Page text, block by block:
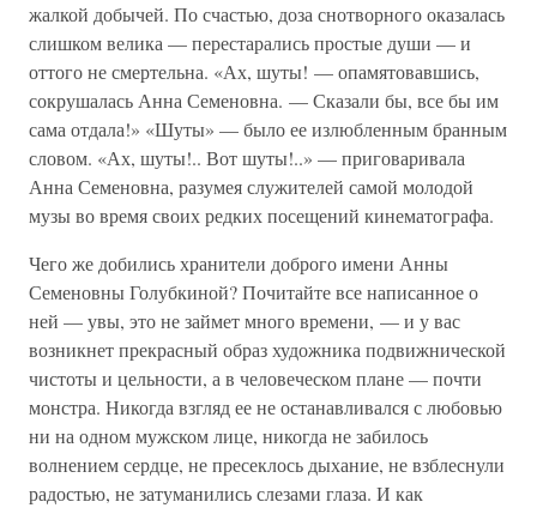
жалкой добычей. По счастью, доза снотворного оказалась
слишком велика — перестарались простые души — и
оттого не смертельна. «Ах, шуты! — опамятовавшись,
сокрушалась Анна Семеновна. — Сказали бы, все бы им
сама отдала!» «Шуты» — было ее излюбленным бранным
словом. «Ах, шуты!.. Вот шуты!..» — приговаривала
Анна Семеновна, разумея служителей самой молодой
музы во время своих редких посещений кинематографа.
Чего же добились хранители доброго имени Анны
Семеновны Голубкиной? Почитайте все написанное о
ней — увы, это не займет много времени, — и у вас
возникнет прекрасный образ художника подвижнической
чистоты и цельности, а в человеческом плане — почти
монстра. Никогда взгляд ее не останавливался с любовью
ни на одном мужском лице, никогда не забилось
волнением сердце, не пресеклось дыхание, не взблеснули
радостью, не затуманились слезами глаза. И как